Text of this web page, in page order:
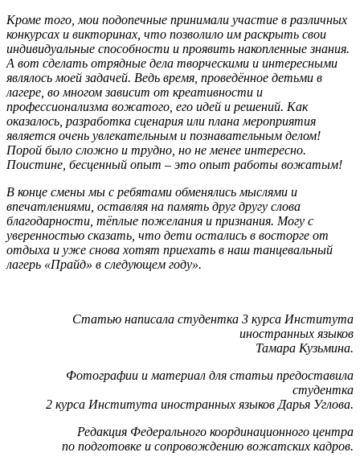
Кроме того, мои подопечные принимали участие в различных
конкурсах и викторинах, что позволило им раскрыть свои
индивидуальные способности и проявить накопленные знания.
А вот сделать отрядные дела творческими и интересными
являлось моей задачей. Ведь время, проведённое детьми в
лагере, во многом зависит от креативности и
профессионализма вожатого, его идей и решений. Как
оказалось, разработка сценария или плана мероприятия
является очень увлекательным и познавательным делом!
Порой было сложно и трудно, но не менее интересно.
Поистине, бесценный опыт – это опыт работы вожатым!
В конце смены мы с ребятами обменялись мыслями и
впечатлениями, оставляя на память друг другу слова
благодарности, тёплые пожелания и признания. Могу с
уверенностью сказать, что дети остались в восторге от
отдыха и уже снова хотят приехать в наш танцевальный
лагерь «Прайд» в следующем году».
Статью написала студентка 3 курса Института
иностранных языков
Тамара Кузьмина.
Фотографии и материал для статьи предоставила
студентка
2 курса Института иностранных языков Дарья Углова.
Редакция Федерального координационного центра
по подготовке и сопровождению вожатских кадров.